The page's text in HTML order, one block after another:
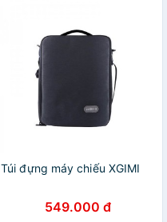
Túi đựng máy chiếu XGIMI
549.000 đ